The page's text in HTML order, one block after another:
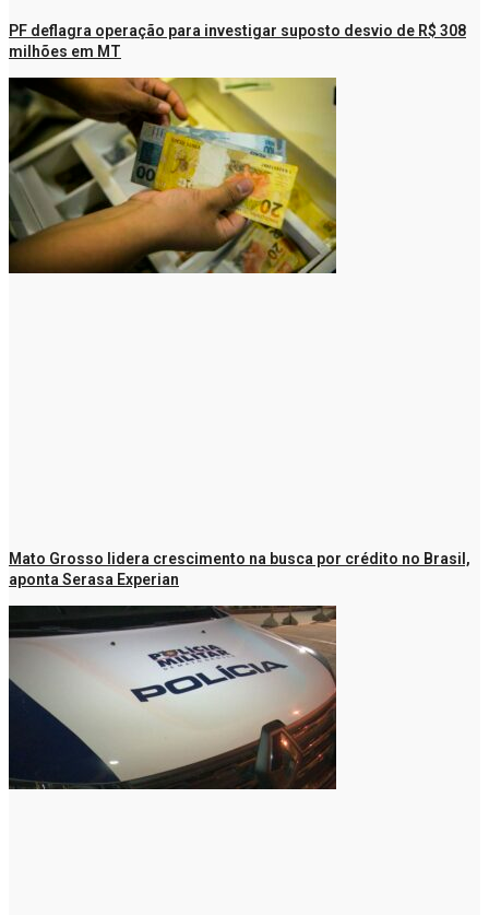
PF deflagra operação para investigar suposto desvio de R$ 308
milhões em MT
Mato Grosso lidera crescimento na busca por crédito no Brasil,
aponta Serasa Experian